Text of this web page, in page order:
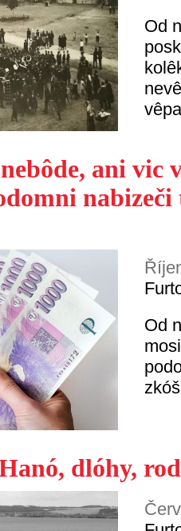
Od
ani vic
nabizeči
Od
dlóhy,